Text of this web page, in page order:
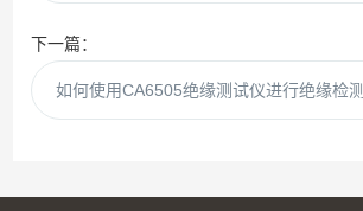
下一篇：
如何使用CA6505绝缘测试仪进行绝缘检测